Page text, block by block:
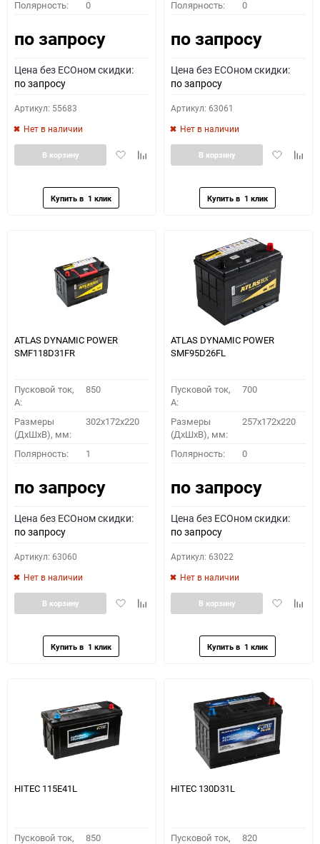
Полярность: 0
по запросу
Цена без ECOном скидки:
по запросу
Артикул: 55683
Нет в наличии
ДобавитьДобавить
В корзину
Полярность: 0
по запросу
Цена без ECOном скидки:
по запросу
Артикул: 63061
Нет в наличии
Добавить
В корзину
ATLAS DYNAMIC POWER
SMF118D31FR
Пусковой ток,
A:
850
Размеры
(ДхШхВ), мм:
302x172x220
Полярность: 1
по запросу
Цена без ECOном скидки:
по запросу
Артикул: 63060
Нет в наличии
ДобавитьДобавить
В корзину
ATLAS DYNAMIC POWER
SMF95D26FL
Пусковой ток,
A:
700
Размеры
(ДхШхВ), мм:
257x172x220
Полярность: 0
по запросу
Цена без ECOном скидки:
по запросу
Артикул: 63022
Нет в наличии
Добавить
В корзину
HITEC 115E41L
Пусковой ток, 850
HITEC 130D31L
Пусковой ток, 820